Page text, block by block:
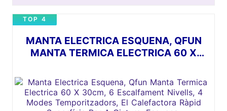
l'esquena, l'abdomen, les cames, la cintura i ect.
FRANEL·LA ULTRA SUAU I RENTABLE: Fet de
ajuda a distribuir la calor de manera més parella i
proporcionar la major comoditat i experiència
tàctil; L'endoll desmuntable i la pelfa rentable a
de 2.7m li permet moure's lliurement mentre
gaudeix de la calidesa.
ESCALFAR RÀPID & PROTECCIÓ
SOBREESCALFAMENT: La manta electrica es
MANTA ELECTRICA ESQUENA, QFUN
MANTA TERMICA ELECTRICA 60 X
MODES TEMPORITZADORS, EL
CALEFACTORA RÀPID SUPERFÍCIE PER A
CINTURA, ESQUENA, ABDOMEN（GRIS)
TOP 4